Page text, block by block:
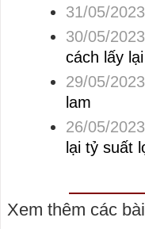
31/05/
30/05/
cách lấy
29/05/
lam
26/05/
lại tỷ suất
Xem thêm các